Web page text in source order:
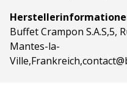
Buffet Crampon S.A.S,5,
Mantes-la-